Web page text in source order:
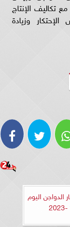
تكاليف الإنتاج
وزيادة
اليوم